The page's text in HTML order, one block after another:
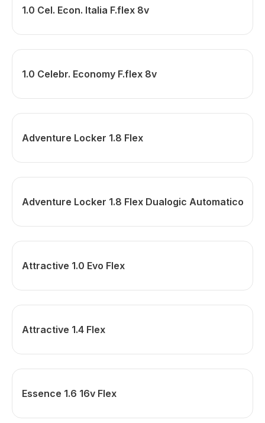
1.0 Cel. Econ. Italia F.flex 8v
1.0 Celebr. Economy F.flex 8v
Adventure Locker 1.8 Flex
Adventure Locker 1.8 Flex Dualogic Automatico
Attractive 1.0 Evo Flex
Attractive 1.4 Flex
Essence 1.6 16v Flex